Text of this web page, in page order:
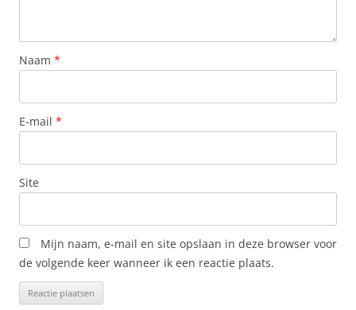
Naam *
E-mail *
Site
Mijn naam, e-mail en site opslaan in deze browser voor
de volgende keer wanneer ik een reactie plaats.